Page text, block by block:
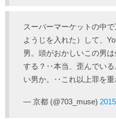
スーパーマーケットの中
ようじを入れた）して、
男。頭がおかしいこの男
する？‥本当、歪んでいる
い男か。‥これ以上罪を重
— 京都 (@703_muse)